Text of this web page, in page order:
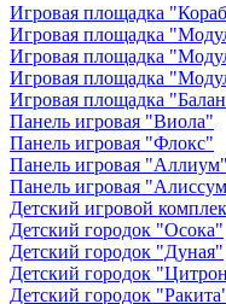
Игровая площадка
Игровая площадка
Игровая площадка
Игровая площадка
Игровая площадка
Панель игровая "Виола"
Панель игровая "Флокс"
Панель игровая "Аллиум"
Панель игровая
Детский игровой
Детский городок "Осока"
Детский городок "Дуная"
Детский городок
Детский городок